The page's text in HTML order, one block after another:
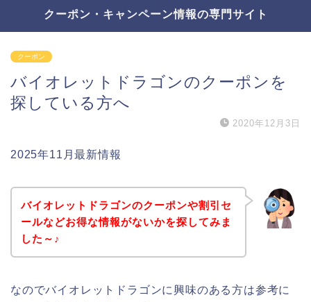
クーポン・キャンペーン情報の専門サイト
クーポン
バイオレットドラゴンのクーポンを
探している方へ
2020年12月3日
2025年11月最新情報
バイオレットドラゴンのクーポンや割引セ
ールなどお得な情報がないかを探してみま
した～♪
なのでバイオレットドラゴンに興味のある方は参考に